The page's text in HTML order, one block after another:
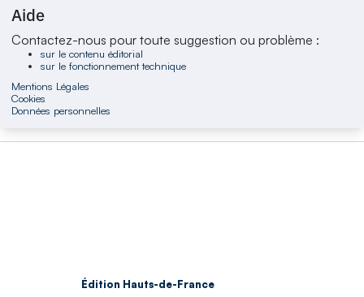
Aide
Contactez-nous pour toute suggestion ou problème :
sur le contenu éditorial
sur le fonctionnement technique
Mentions Légales
Cookies
Données personnelles
Édition Hauts-de-France